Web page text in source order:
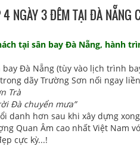
NGÀY 3 ĐÊM TẠI ĐÀ NẴNG
tại sân bay Đà Nẵng, hành
Đà Nẵng (tùy vào lịch trình
dãy Trường Sơn nối ngay
Trà
Đà chuyển mưa”
danh hơn sau khi xây dựng
Quan Âm cao nhất Việt Nam
cực kỳ...!